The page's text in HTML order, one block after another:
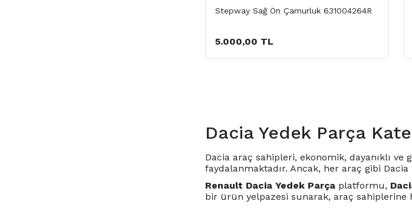
Stepway Sağ Ön Çamurluk 631004264R
5.000,00 TL
Dacia Yedek Parça
Dacia araç sahipleri, ekonomik, dayanıklı
faydalanmaktadır. Ancak, her araç gibi
Renault Dacia Yedek Parça platformu,
bir ürün yelpazesi sunarak, araç sahiplerine